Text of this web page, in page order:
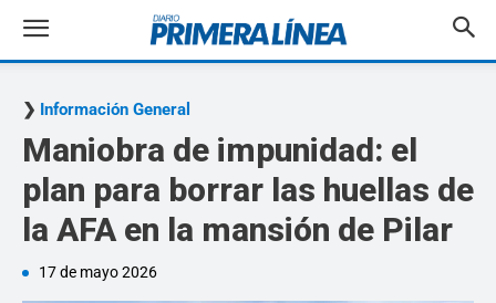
Información General
Maniobra de impunidad: el
plan para borrar las huellas de
la AFA en la mansión de Pilar
17 de mayo 2026